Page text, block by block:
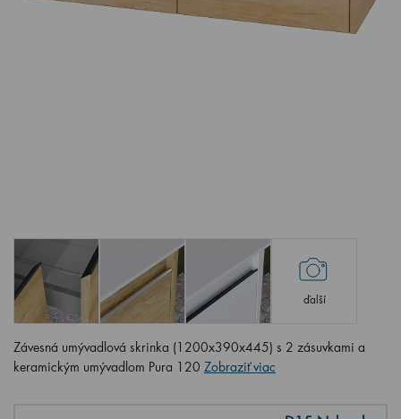
ďalší
Závesná umývadlová skrinka (1200x390x445) s 2 zásuvkami a
keramickým umývadlom Pura 120 Zobraziť viac